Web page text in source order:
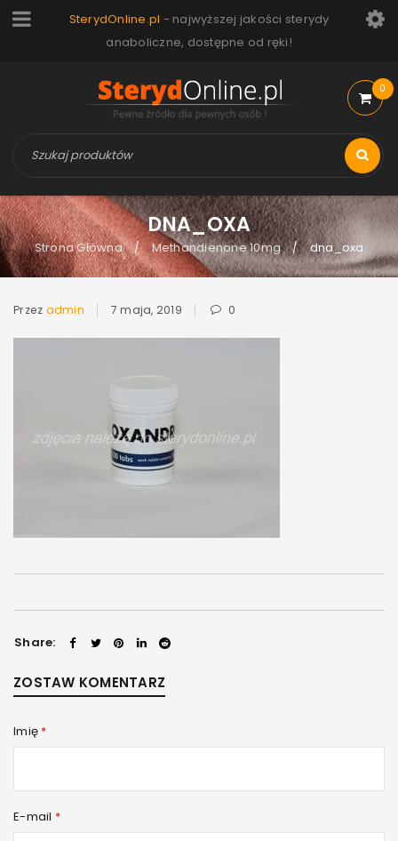
SterydOnline.pl - najwyższej jakości sterydy
anaboliczne, dostępne od ręki!
0
DNA_OXA
Strona Główna / Methandienone 10mg / dna_oxa
Przez admin 7 maja, 2019 0
Share:
ZOSTAW KOMENTARZ
Imię *
E-mail *